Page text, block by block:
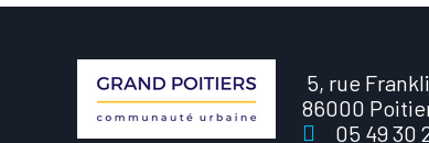
5, rue
86000
05 49 30